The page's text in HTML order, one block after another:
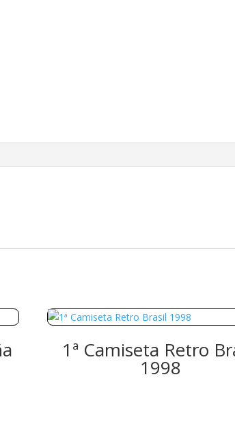
1ª Camiseta Retro
1998